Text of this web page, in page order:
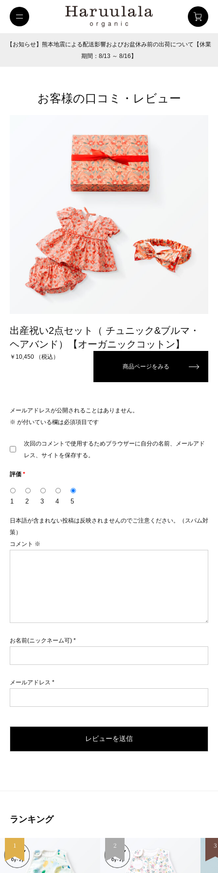
ツイルハーフパンツ 26SUMMER
【お知らせ】熊本地震による配送影響およびお盆休み前の出荷について【休業
期間：8/13 ～ 8/16】
お客様の口コミ・レビュー
出産祝い2点セット（ チュニック&ブルマ・
ヘアバンド）【オーガニックコットン】
￥10,450 （税込）
商品ページをみる
メールアドレスが公開されることはありません。
※ が付いている欄は必須項目です
お名前(ニックネーム可) *
メールアドレス *
次回のコメントで使用するためブラウザーに自分の名前、メールアド
レス、サイトを保存する。
コメント ※
評価 *
1 2 3 4 5
日本語が含まれない投稿は反映されませんのでご注意ください。（スパム対
策）
ランキング
1 2 3